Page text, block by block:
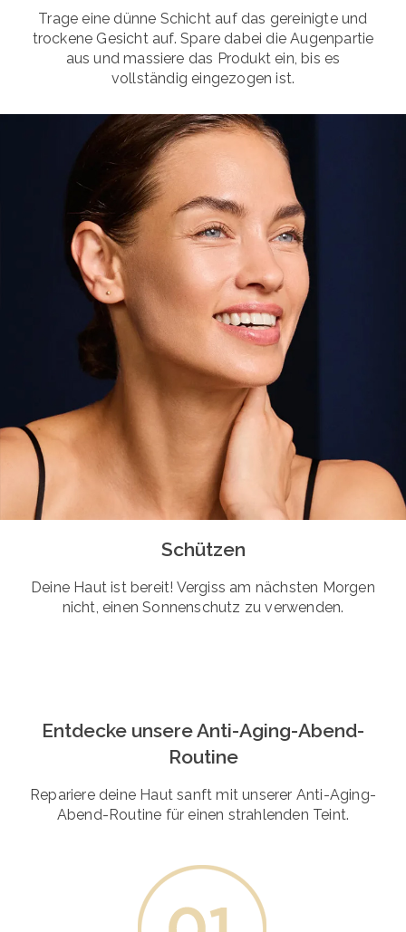
Trage eine dünne Schicht auf das gereinigte und
trockene Gesicht auf. Spare dabei die Augenpartie
aus und massiere das Produkt ein, bis es
vollständig eingezogen ist.
Schützen
Deine Haut ist bereit! Vergiss am nächsten Morgen
nicht, einen Sonnenschutz zu verwenden.
Entdecke unsere Anti-Aging-Abend-
Routine
Repariere deine Haut sanft mit unserer Anti-Aging-
Abend-Routine für einen strahlenden Teint.